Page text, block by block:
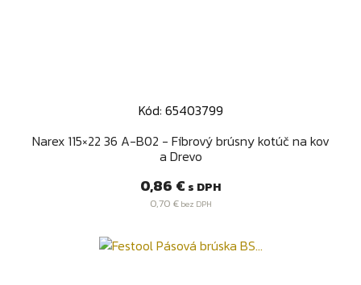
Kód: 65403799
Narex 115×22 36 A-B02 - Fíbrový brúsny kotúč na kov
a Drevo
Cena
0,86 € s DPH
0,70 €bez DPH